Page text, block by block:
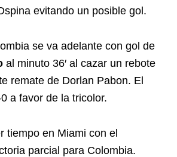
evitando un posible gol.
se va adelante con gol de
al minuto 36′ al cazar un rebote
remate de Dorlan Pabon. El
a favor de la tricolor.
tiempo en Miami con el
parcial para Colombia.